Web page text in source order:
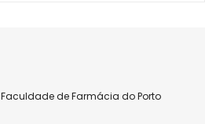
Faculdade de Farmácia do Porto